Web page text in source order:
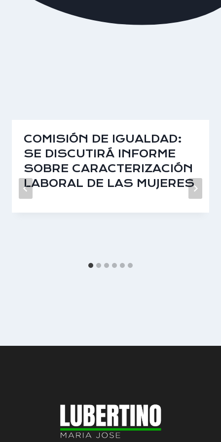
COMISIÓN DE IGUALDAD:
SE DISCUTIRÁ INFORME
SOBRE CARACTERIZACIÓN
LABORAL DE LAS MUJERES